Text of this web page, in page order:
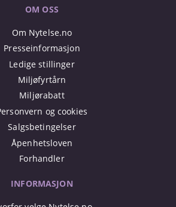
OM OSS
Om Nytelse.no
Presseinformasjon
Ledige stillinger
Miljøfyrtårn
Miljørabatt
og cookies
Salgsbetingelser
Åpenhetsloven
Forhandler
INFORMASJON